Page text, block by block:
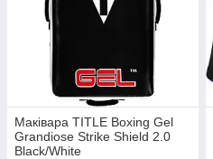
Маківара TITLE Boxing Gel
Grandiose Strike Shield 2.0
Black/White